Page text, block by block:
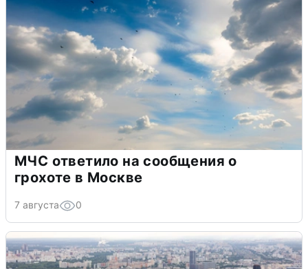
МЧС ответило на сообщения о
грохоте в Москве
7 августа 0